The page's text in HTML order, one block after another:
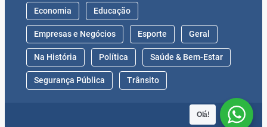
Economia Educação
Empresas e Negócios Esporte Geral
Na História Política Saúde & Bem-Estar
Segurança Pública Trânsito
Olá!